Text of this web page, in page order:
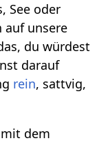
See oder
auf unsere
du würdest
darauf
rein, sattvig,
dem